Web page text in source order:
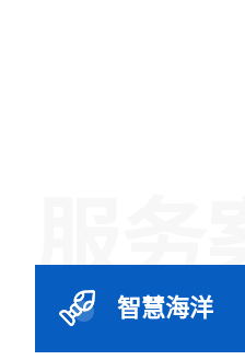
服务
智慧海洋